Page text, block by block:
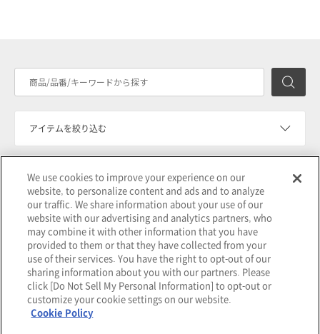
アイテムを絞り込む
価格帯を絞り込む
選択を解除する
We use cookies to improve your experience on our
website, to personalize content and ads and to analyze
our traffic. We share information about your use of our
website with our advertising and analytics partners, who
may combine it with other information that you have
provided to them or that they have collected from your
use of their services. You have the right to opt-out of our
sharing information about you with our partners. Please
click [Do Not Sell My Personal Information] to opt-out or
customize your cookie settings on our website.
Cookie Policy